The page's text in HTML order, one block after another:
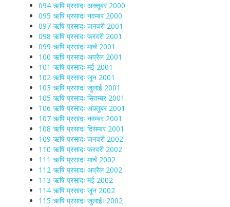
094 ऋषि प्रसादः अक्तूबर 2000
095 ऋषि प्रसादः नवम्बर 2000
097 ऋषि प्रसादः जनवरी 2001
098 ऋषि प्रसादः फरवरी 2001
099 ऋषि प्रसादः मार्च 2001
100 ऋषि प्रसादः अप्रैल 2001
101 ऋषि प्रसादः मई 2001
102 ऋषि प्रसादः जून 2001
103 ऋषि प्रसादः जुलाई 2001
105 ऋषि प्रसादः सितम्बर 2001
106 ऋषि प्रसादः अक्तूबर 2001
107 ऋषि प्रसादः नवम्बर 2001
108 ऋषि प्रसादः दिसम्बर 2001
109 ऋषि प्रसादः जनवरी 2002
110 ऋषि प्रसादः फरवरी 2002
111 ऋषि प्रसादः मार्च 2002
112 ऋषि प्रसादः अप्रैल 2002
113 ऋषि प्रसादः मई 2002
114 ऋषि प्रसादः जून 2002
115 ऋषि प्रसादः जुलाईः 2002